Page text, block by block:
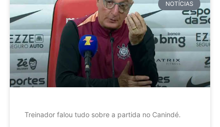
NOTÍCIAS
Treinador falou tudo sobre a partida no Canindé.